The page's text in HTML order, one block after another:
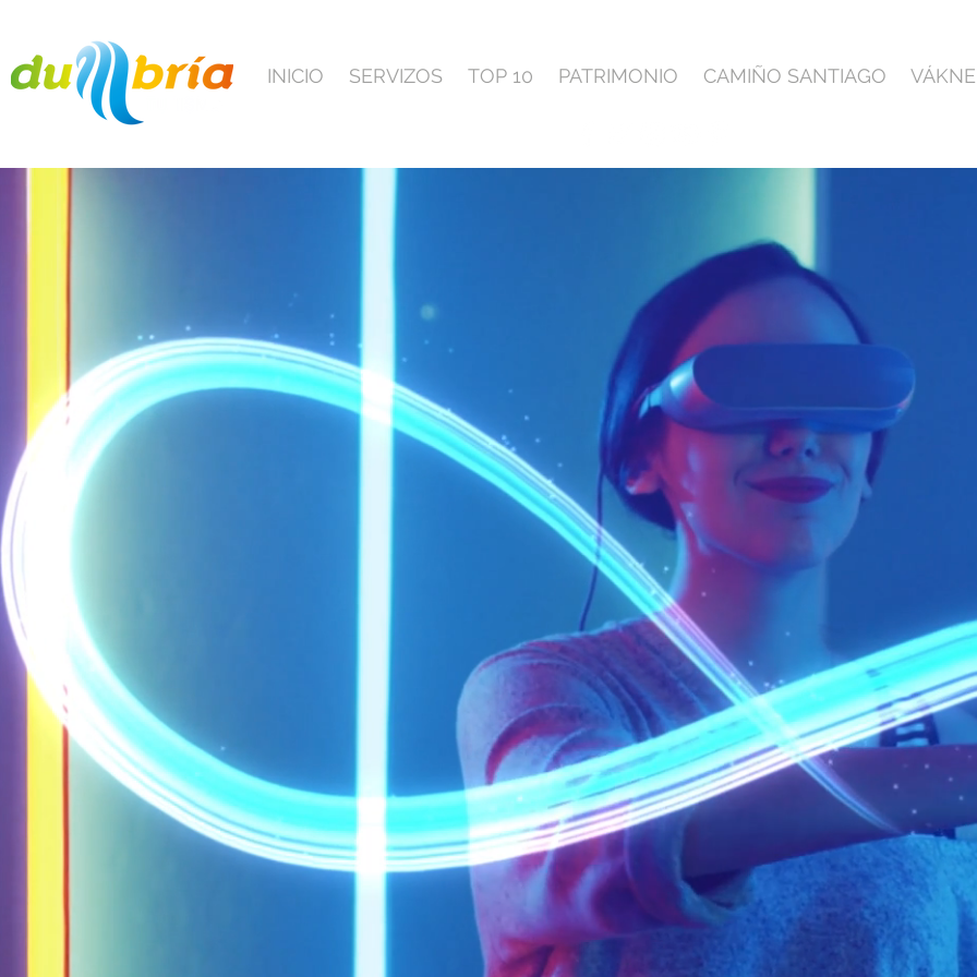
INICIO SERVIZOS TOP 10 PATRIMONIO CAMIÑO SANTIAGO